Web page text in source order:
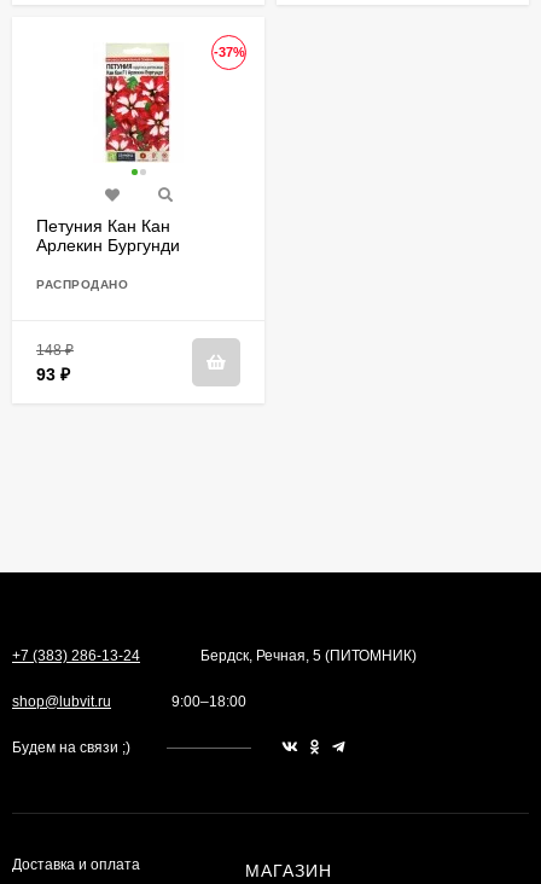
-37%
Петуния Кан Кан
Арлекин Бургунди
РАСПРОДАНО
148₽
93 ₽
+7 (383) 286-13-24 Бердск, Речная, 5 (ПИТОМНИК)
shop@lubvit.ru 9:00–18:00
Будем на связи ;)
Доставка и оплата
МАГАЗИН